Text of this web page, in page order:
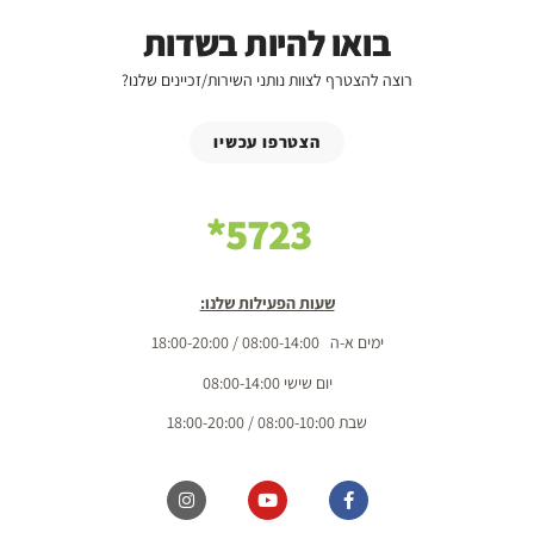
בואו להיות בשדות
רוצה להצטרף לצוות נותני השירות/זכיינים שלנו?
הצטרפו עכשיו
5723*
שעות הפעילות שלנו:
ימים א-ה 08:00-14:00 / 18:00-20:00
יום שישי 08:00-14:00
שבת 08:00-10:00 / 18:00-20:00